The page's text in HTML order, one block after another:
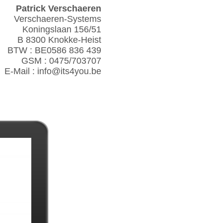
Patrick Verschaeren
Verschaeren-Systems
Koningslaan 156/51
B 8300 Knokke-Heist
BTW : BE0586 836 439
GSM : 0475/703707
E-Mail : info@its4you.be